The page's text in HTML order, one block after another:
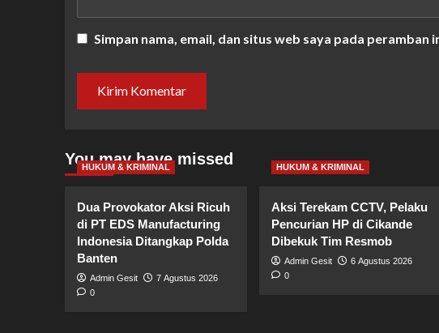
Simpan nama, email, dan situs web saya pada
You may have missed
HUKUM & KRIMINAL
Dua Provokator Aksi Ricuh
di PT EDS Manufacturing
Indonesia Ditangkap Polda
Banten
Admin Gesit
7 Agustus 2026
0
HUKUM & KRIMINAL
Aksi Terekam CCTV, Pelaku
Pencurian HP di Cikande
Dibekuk Tim Resmob
Admin Gesit
6 Agustus 2026
0